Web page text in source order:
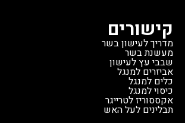
קישורים
מדריך לעישון בשר
מעשנת בשר
שבבי עץ לעישון
אביזרים למנגל
כלים למנגל
כיסוי למנגל
אקססוריז לטרייגר
תבלינים לעל האש